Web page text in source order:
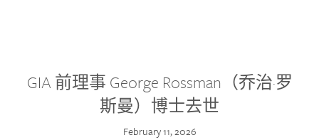
GIA 前理事 George Rossman（乔治·罗
斯曼）博士去世
February 11, 2026